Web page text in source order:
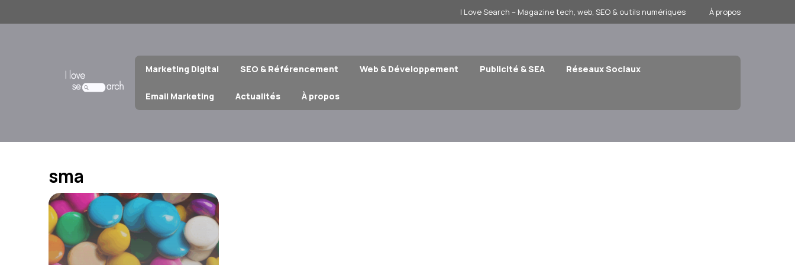
au
I Love Search – Magazine tech, web, SEO & outils numériques À propos
Marketing Digital SEO & Référencement Web & Développement Publicité & SEA Réseaux Sociaux
Email Marketing Actualités À propos
sma